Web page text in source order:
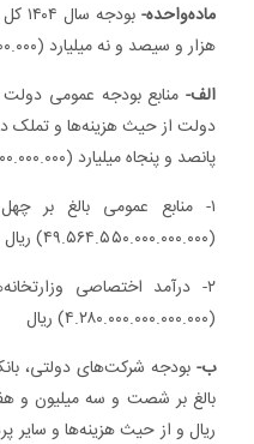
ماده‌­واحده-
هزار و سیصد و نه میلیارد (۱۱۲.۷۹۵.۳۰۹.۰۰۰.۰۰۰.۰۰۰) ریال به شرح زیر است:
الف- منابع بودجه عمومی
دولت از حیث هزینه‌ها و تملک
پانصد و پنجاه میلیارد (۵۳.۸۴۴.۵۵۰.۰۰۰.۰۰۰.۰۰۰) ریال شامل:
۱- منابع عمومی بالغ بر
(۴۹.۵۶۴.۵۵۰.۰۰۰.۰۰۰.۰۰۰) ریال
۲- درآمد اختصاصی
(۴.۲۸۰.۰۰۰.۰۰۰.۰۰۰.۰۰۰) ریال
ب- بودجه شرکت‌های دولتی،
ریال و از حیث هزینه‌ها و